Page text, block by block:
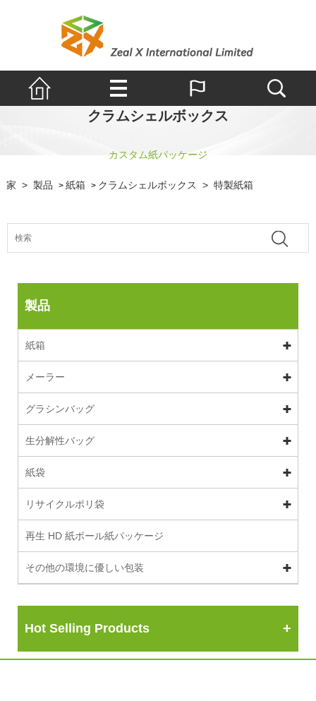
クラムシェルボックス
カスタム紙パッケージ
家 > 製品 > 紙箱 > クラムシェルボックス > 特製紙箱
製品
紙箱
メーラー
グラシンバッグ
生分解性バッグ
紙袋
リサイクルポリ袋
再生 HD 紙ボール紙パッケージ
その他の環境に優しい包装
Hot Selling Products